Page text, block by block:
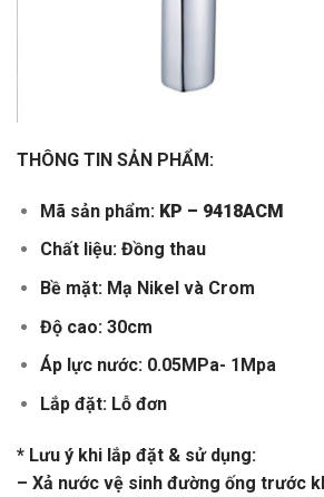
THÔNG TIN SẢN PHẨM:
Mã sản phẩm: KP – 9418ACM
Chất liệu: Đồng thau
Bề mặt: Mạ Nikel và Crom
Độ cao: 30cm
Áp lực nước: 0.05MPa- 1Mpa
Lắp đặt: Lỗ đơn
* Lưu ý khi lắp đặt & sử dụng:
– Xả nước vệ sinh đường ống trước